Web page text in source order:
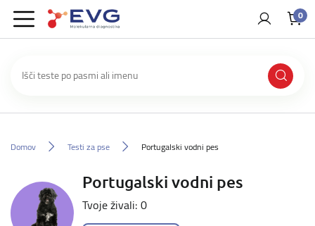
0
Domov Testi za pse Portugalski vodni pes
Portugalski vodni pes
Tvoje živali: 0